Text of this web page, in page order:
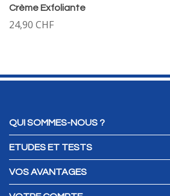
Crème Exfoliante
24,90 CHF
QUI SOMMES-NOUS ?
ETUDES ET TESTS
VOS AVANTAGES